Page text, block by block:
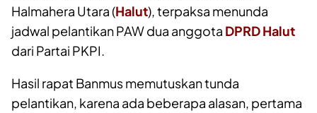
Halmahera Utara (Halut), terpaksa menunda
jadwal pelantikan PAW dua anggota DPRD Halut
dari Partai PKPI.
Hasil rapat Banmus memutuskan tunda
pelantikan, karena ada beberapa alasan, pertama